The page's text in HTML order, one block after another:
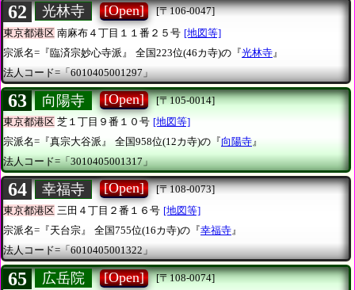
62 光林寺 [Open]
[〒106-0047]
東京都港区 南麻布４丁目１１番２５号 [地図等]
宗派名=『臨済宗妙心寺派』
全国223位(46カ寺)の『光林寺 』
法人コード=「6010405001297」
63 向陽寺 [Open]
[〒105-0014]
東京都港区 芝１丁目９番１０号 [地図等]
宗派名=『真宗大谷派』
全国958位(12カ寺)の『向陽寺』
法人コード=「3010405001317」
64 幸福寺 [Open]
[〒108-0073]
東京都港区 三田４丁目２番１６号 [地図等]
宗派名=『天台宗』
全国755位(16カ寺)の『幸福寺』
法人コード=「6010405001322」
65 広岳院 [Open]
[〒108-0074]